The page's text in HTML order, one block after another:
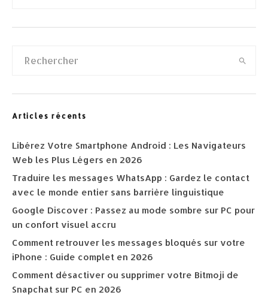
Articles récents
Libérez Votre Smartphone Android : Les Navigateurs
Web les Plus Légers en 2026
Traduire les messages WhatsApp : Gardez le contact
avec le monde entier sans barrière linguistique
Google Discover : Passez au mode sombre sur PC pour
un confort visuel accru
Comment retrouver les messages bloqués sur votre
iPhone : Guide complet en 2026
Comment désactiver ou supprimer votre Bitmoji de
Snapchat sur PC en 2026